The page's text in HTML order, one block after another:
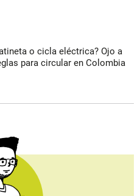
o cicla eléctrica? Ojo a
para circular en Colombia